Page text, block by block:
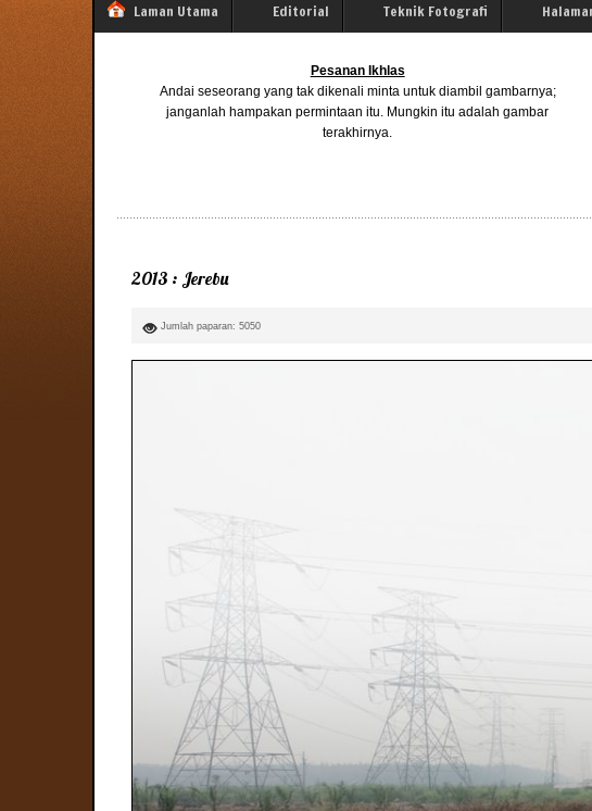
Laman Utama Editorial Teknik Fotografi
Pesanan Ikhlas
Andai seseorang yang tak dikenali minta untuk diambil gambarnya;
janganlah hampakan permintaan itu. Mungkin itu adalah gambar
terakhirnya.
2013 : Jerebu
Jumlah paparan: 5050